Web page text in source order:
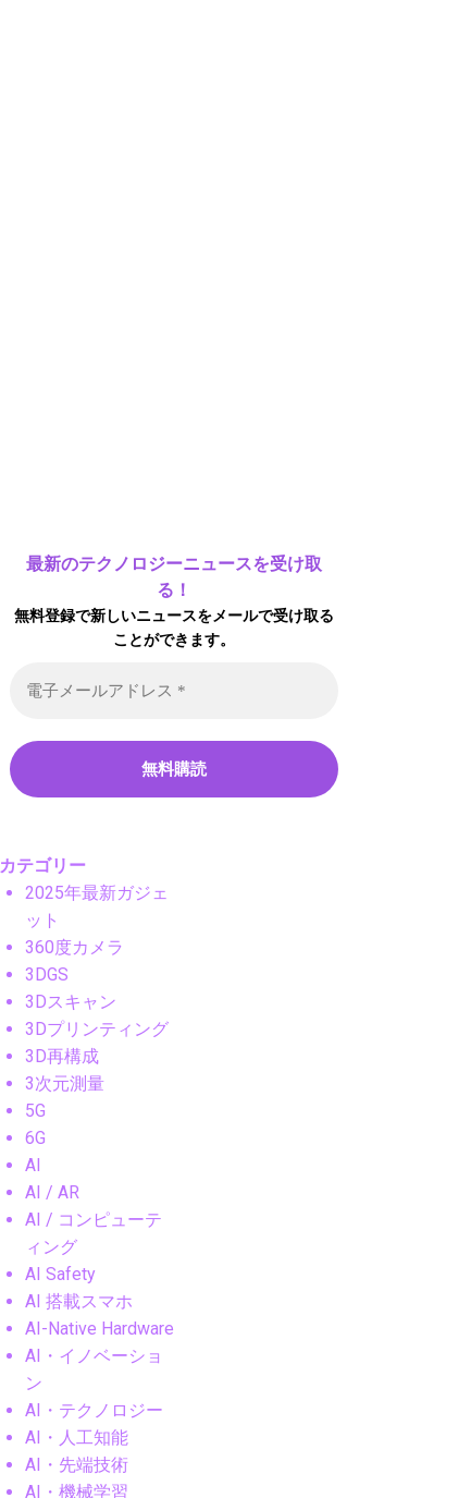
最新のテクノロジーニュースを受け取
る！
無料登録で新しいニュースをメールで受け取る
ことができます。
カテゴリー
2025年最新ガジェ
ット
360度カメラ
3DGS
3Dスキャン
3Dプリンティング
3D再構成
3次元測量
5G
6G
AI
AI / AR
AI / コンピューテ
ィング
AI Safety
AI 搭載スマホ
AI-Native Hardware
AI・イノベーショ
ン
AI・テクノロジー
AI・人工知能
AI・先端技術
AI・機械学習